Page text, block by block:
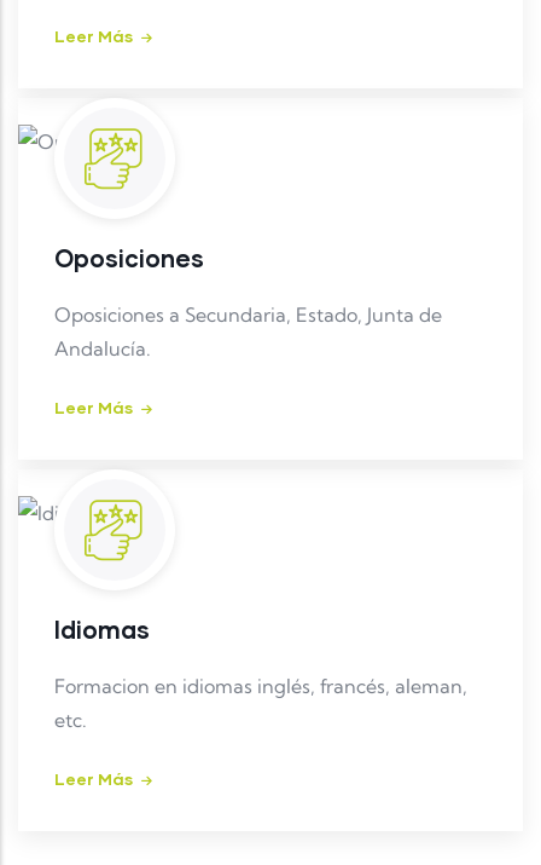
Leer Más
Oposiciones
Oposiciones a Secundaria, Estado, Junta de
Andalucía.
Leer Más
Idiomas
Formacion en idiomas inglés, francés, aleman,
etc.
Leer Más